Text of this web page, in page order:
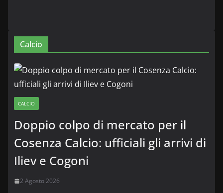
Calcio
CALCIO
Doppio colpo di mercato per il
Cosenza Calcio: ufficiali gli arrivi di
Iliev e Cogoni
2 Agosto 2026